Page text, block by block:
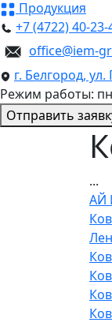
Продукция
+7 (4722) 40-23-
office@iem-
г. Белгород,
Режим работы:
Отправить
...
АЙ